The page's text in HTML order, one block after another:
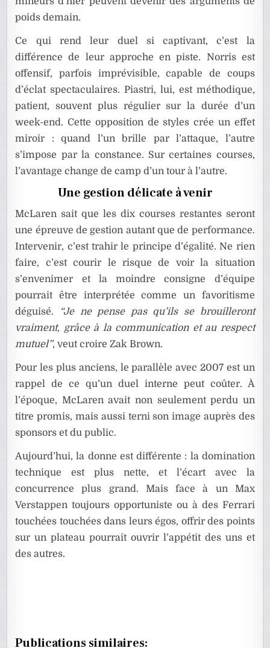
poids demain.
Ce qui rend leur duel si captivant, c’est la
différence de leur approche en piste. Norris est
offensif, parfois imprévisible, capable de coups
d’éclat spectaculaires. Piastri, lui, est méthodique,
patient, souvent plus régulier sur la durée d’un
week-end. Cette opposition de styles crée un effet
miroir : quand l’un brille par l’attaque, l’autre
s’impose par la constance. Sur certaines courses,
l’avantage change de camp d’un tour à l’autre.
Une gestion délicate à venir
McLaren sait que les dix courses restantes seront
une épreuve de gestion autant que de performance.
Intervenir, c’est trahir le principe d’égalité. Ne rien
faire, c’est courir le risque de voir la situation
s’envenimer et la moindre consigne d’équipe
pourrait être interprétée comme un favoritisme
déguisé.
“Je ne pense pas qu’ils se brouilleront
vraiment, grâce à la communication et au respect
mutuel”, veut croire Zak Brown.
Pour les plus anciens, le parallèle avec 2007 est un
rappel de ce qu’un duel interne peut coûter. À
l’époque, McLaren avait non seulement perdu un
titre promis, mais aussi terni son image auprès des
sponsors et du public.
Aujourd’hui, la donne est différente : la domination
technique est plus nette, et l’écart avec la
concurrence plus grand. Mais face à un Max
Verstappen toujours opportuniste ou à des Ferrari
touchées touchées dans leurs égos, offrir des points
sur un plateau pourrait ouvrir l’appétit des uns et
des autres.
Publications similaires: